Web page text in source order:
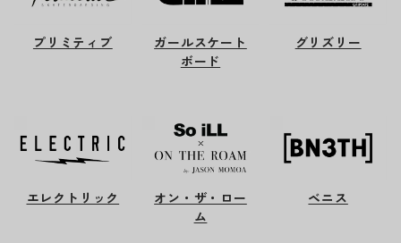
プリミティブ
ガールスケート
ボード
グリズリー
エレクトリック
オン・ザ・ロー
ム
ベニス